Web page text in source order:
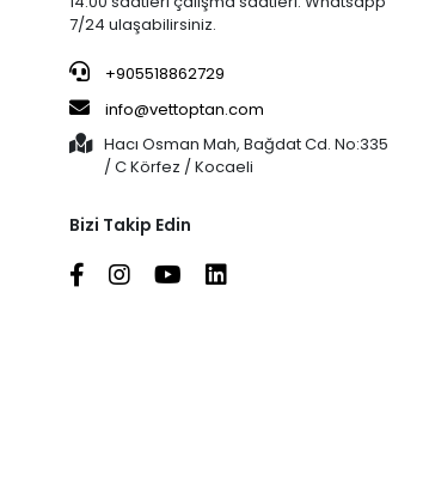
7/24 ulaşabilirsiniz.
+905518862729
info@vettoptan.com
Hacı Osman Mah, Bağdat Cd. No:335
/ C Körfez / Kocaeli
Bizi Takip Edin